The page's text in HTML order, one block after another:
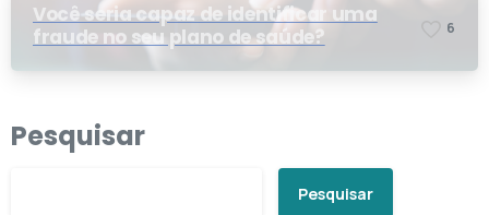
Você seria capaz de identificar uma
fraude no seu plano de saúde?
6
Pesquisar
Pesquisar